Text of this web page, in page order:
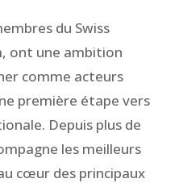
du Swiss
ont une ambition
comme acteurs
première étape vers
Depuis plus de
les meilleurs
cœur des principaux